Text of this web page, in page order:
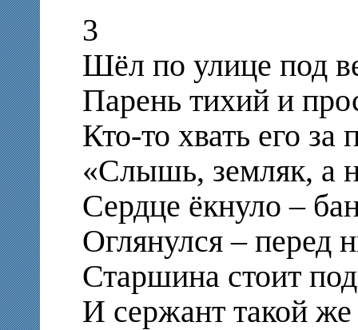
3
Шёл по улице под
Парень тихий и
Кто-то хвать его за
«Слышь, земляк, а
Сердце ёкнуло –
Оглянулся – перед
Старшина стоит
И сержант такой